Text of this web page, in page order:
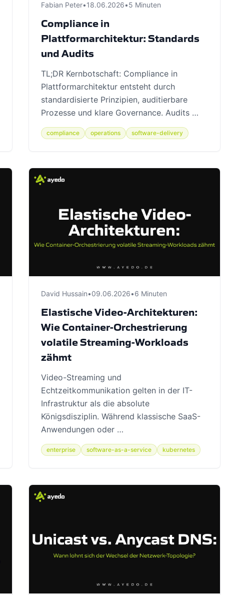
Fabian Peter•18.06.2026•5 Minuten
Compliance in
Plattformarchitektur: Standards
und Audits
TL;DR Kernbotschaft: Compliance in
Plattformarchitektur entsteht durch
standardisierte Prinzipien, auditierbare
Prozesse und klare Governance. Audits …
compliance operations software-delivery
David Hussain•09.06.2026•6 Minuten
Elastische Video-Architekturen:
Wie Container-Orchestrierung
volatile Streaming-Workloads
zähmt
Video-Streaming und
Echtzeitkommunikation gelten in der IT-
Infrastruktur als die absolute
Königsdisziplin. Während klassische SaaS-
Anwendungen oder …
enterprise software-as-a-service kubernetes